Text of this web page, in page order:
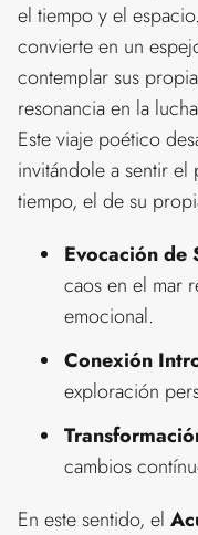
el tiempo y el
convierte en un
contemplar sus
resonancia en la
Este viaje poético
invitándole a sentir
tiempo, el de su
Evocación de
caos en el mar
emocional.
Conexión
exploración
cambios
En este sentido, el